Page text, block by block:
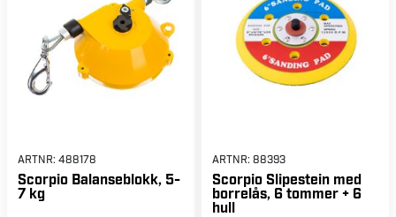
ARTNR: 488178
Scorpio Balanseblokk, 5-
7 kg
ARTNR: 88393
Scorpio Slipestein med
borrelås, 6 tommer + 6
hull